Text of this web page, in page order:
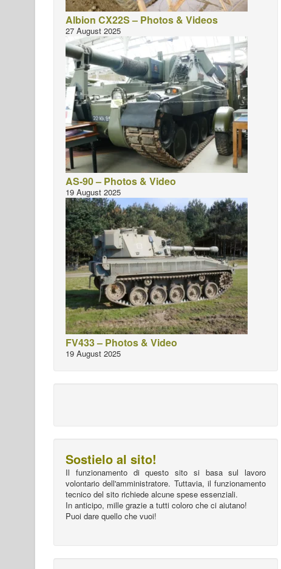
Albion CX22S – Photos & Videos
27 August 2025
AS-90 – Photos & Video
19 August 2025
FV433 – Photos & Video
19 August 2025
Sostielo al sito!
Il funzionamento di questo sito si basa sul lavoro
volontario dell'amministratore. Tuttavia, il funzionamento
tecnico del sito richiede alcune spese essenziali.
In anticipo, mille grazie a tutti coloro che ci aiutano!
Puoi dare quello che vuoi!